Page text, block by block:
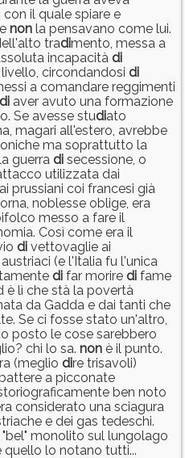
il quale spiare e
non la pensavano come lui.
tradimento, messa a
incapacità di
livello, circondandosi di
a comandare reggimenti
di aver avuto una formazione
Se avesse studiato
magari all'estero, avrebbe
ma soprattutto la
guerra di secessione, o
utilizzata dai
prussiani coi francesi già
noblesse oblige, era
messo a fare il
Così come era il
di vettovaglie ai
(e l'Italia fu l'unica
di far morire di fame
è lì che stà la povertà
da Gadda e dai tanti che
Se ci fosse stato un'altro,
posto le cose sarebbero
chi lo sa. non è il punto.
(meglio dire trisavoli)
a picconate
ben noto
considerato una sciagura
e dei gas tedeschi.
monolito sul lungolago
quello lo notano tutti...